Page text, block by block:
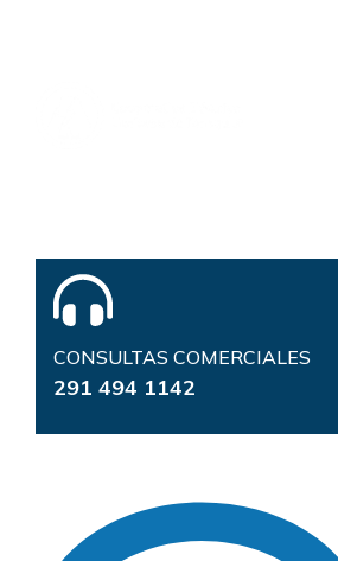
CONSULTAS COMERCIALES
291 494 1142